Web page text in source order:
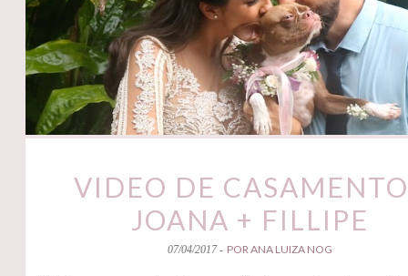
VIDEO DE
JOANA + FILLIPE
07/04/2017 - POR ANA LUIZA NOG